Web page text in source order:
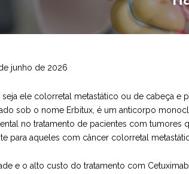
junho de 2026
ele colorretal metastático ou de cabeça e
sob o nome Erbitux, é um anticorpo
no tratamento de pacientes com tumores
para aqueles com câncer colorretal
e o alto custo do tratamento com